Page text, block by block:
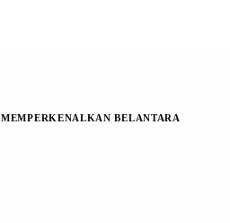
MEMPERKENALKAN BELANTARA